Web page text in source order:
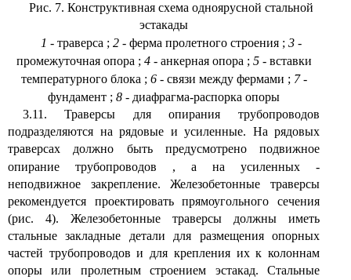
Рис. 7. Конструктивная схема одноярусной стальной
эстакады
1 - траверса ; 2- ферма пролетного строения ; 3-
промежуточная опора ; 4- анкерная опора ; 5- вставки
температурного блока ; 6- связи между фермами ; 7-
фундамент ; 8 - диафрагма-распорка опоры
3.11. Траверсы для опирания трубопроводов
подразделяются на рядовые и усиленные. На рядовых
траверсах должно быть предусмотрено подвижное
опирание трубопроводов
,
а на усиленных -
неподвижное закрепление. Железобетонные траверсы
рекомендуется проектировать прямоугольного сечения
(рис. 4). Железобетонные траверсы должны иметь
стальные закладные детали для размещения опорных
частей трубопроводов и для крепления их к колоннам
опоры или пролетным строением эстакад. Стальные